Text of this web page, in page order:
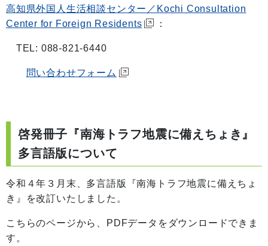
高知県外国人生活相談センター／Kochi Consultation
Center for Foreign Residents
：
TEL: 088-821-6440
問い合わせフォーム
啓発冊子『南海トラフ地震に備えちょき』
多言語版について
令和４年３月末、多言語版『南海トラフ地震に備えちょ
き』を改訂いたしました。
こちらのページから、PDFデータをダウンロードできま
す。